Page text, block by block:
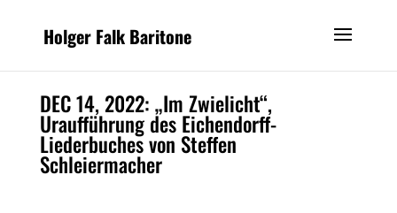
Holger Falk Baritone
DEC 14, 2022: „Im Zwielicht“,
Uraufführung des Eichendorff-
Liederbuches von Steffen
Schleiermacher